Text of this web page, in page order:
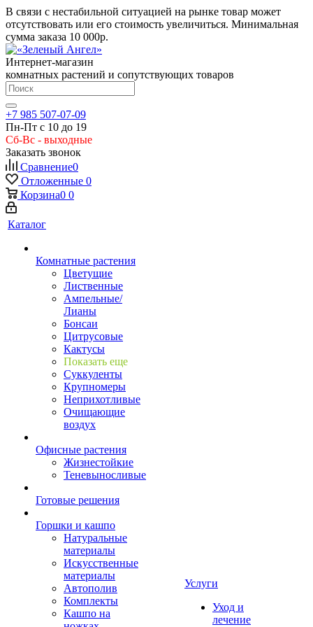
В связи с нестабильной ситуацией на рынке товар может
отсутствовать или его стоимость увеличиться. Минимальная
сумма заказа 10 000р.
Интернет-магазин
комнатных растений и сопутствующих товаров
+7 985 507-07-09
Пн-Пт с 10 до 19
Сб-Вс - выходные
Заказать звонок
Сравнение0
Отложенные 0
Корзина0 0
Каталог
Комнатные растения
Цветущие
Лиственные
Ампельные/
Лианы
Бонсаи
Цитрусовые
Кактусы
Показать еще
Суккуленты
Крупномеры
Неприхотливые
Очищающие
воздух
Офисные растения
Жизнестойкие
Теневыносливые
Готовые решения
Горшки и кашпо
Натуральные
материалы
Искусственные
материалы
Автополив
Комплекты
Кашпо на
Услуги
Уход и
лечение